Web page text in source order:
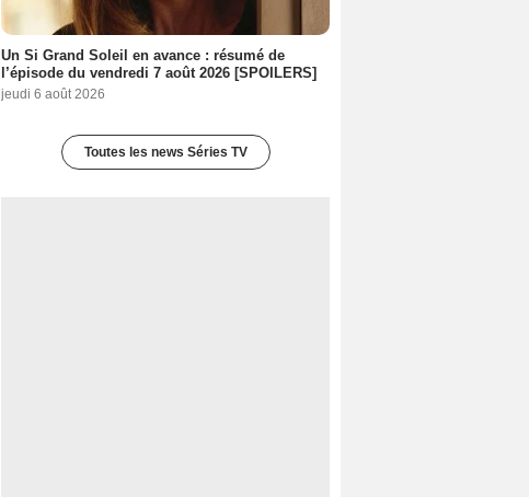
Un Si Grand Soleil en avance : résumé de
l’épisode du vendredi 7 août 2026 [SPOILERS]
jeudi 6 août 2026
Toutes les news Séries TV